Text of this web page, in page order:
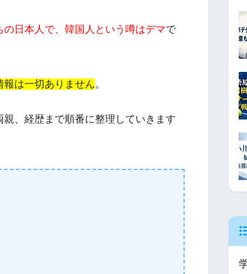
の日本人で、韓国人という噂はデマで
は一切ありません。
、経歴まで順番に整理していきます